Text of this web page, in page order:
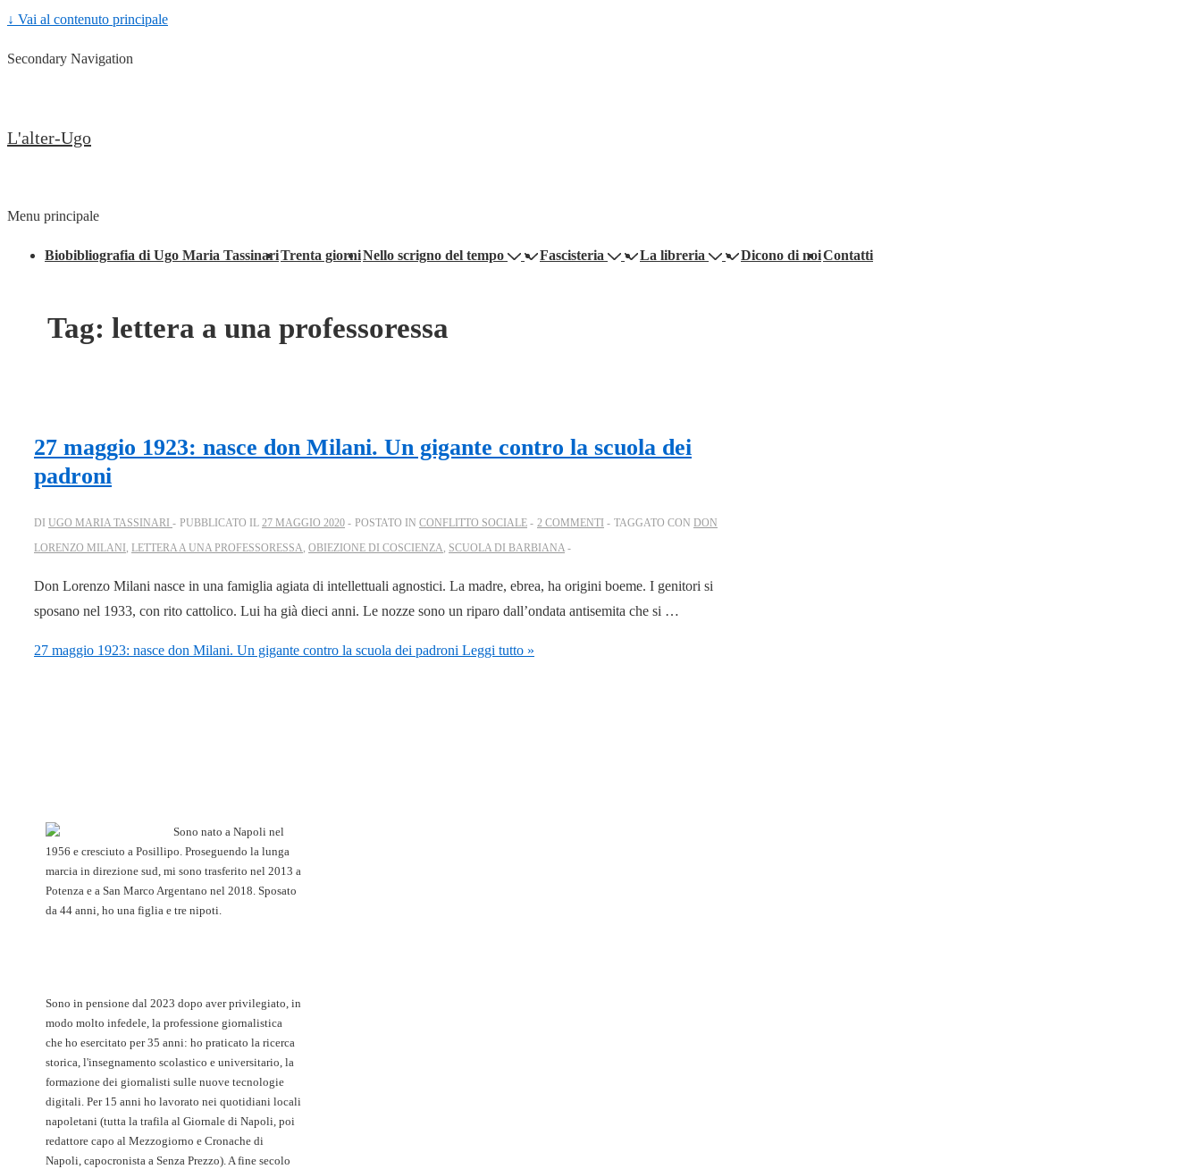
↓ Vai al contenuto principale
Secondary Navigation
L'alter-Ugo
Menu principale
Biobibliografia di Ugo Maria TassinariTrenta giorniNello scrigno del tempo Fascisteria La libreria Dicono di noiContatti
Tag: lettera a una professoressa
27 maggio 1923: nasce don Milani. Un gigante contro la scuola dei
padroni
DI UGO MARIA TASSINARI PUBBLICATO IL 27 MAGGIO 2020 POSTATO IN CONFLITTO SOCIALE 2 COMMENTI TAGGATO CON DON
LORENZO MILANI , LETTERA A UNA PROFESSORESSA, OBIEZIONE DI COSCIENZA, SCUOLA DI BARBIANA
Don Lorenzo Milani nasce in una famiglia agiata di intellettuali agnostici. La madre, ebrea, ha origini boeme. I genitori si
sposano nel 1933, con rito cattolico. Lui ha già dieci anni. Le nozze sono un riparo dall’ondata antisemita che si …
27 maggio 1923: nasce don Milani. Un gigante contro la scuola dei padroni Leggi tutto »
Sono nato a Napoli nel
1956 e cresciuto a Posillipo. Proseguendo la lunga
marcia in direzione sud, mi sono trasferito nel 2013 a
Potenza e a San Marco Argentano nel 2018. Sposato
da 44 anni, ho una figlia e tre nipoti.
Sono in pensione dal 2023 dopo aver privilegiato, in
modo molto infedele, la professione giornalistica
che ho esercitato per 35 anni: ho praticato la ricerca
storica, l'insegnamento scolastico e universitario, la
formazione dei giornalisti sulle nuove tecnologie
digitali. Per 15 anni ho lavorato nei quotidiani locali
napoletani (tutta la trafila al Giornale di Napoli, poi
redattore capo al Mezzogiorno e Cronache di
Napoli, capocronista a Senza Prezzo). A fine secolo